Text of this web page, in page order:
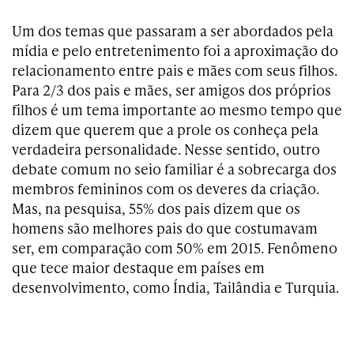
Um dos temas que passaram a ser abordados pela
mídia e pelo entretenimento foi a aproximação do
relacionamento entre pais e mães com seus filhos.
Para 2/3 dos pais e mães, ser amigos dos próprios
filhos é um tema importante ao mesmo tempo que
dizem que querem que a prole os conheça pela
verdadeira personalidade. Nesse sentido, outro
debate comum no seio familiar é a sobrecarga dos
membros femininos com os deveres da criação.
Mas, na pesquisa, 55% dos pais dizem que os
homens são melhores pais do que costumavam
ser, em comparação com 50% em 2015. Fenômeno
que tece maior destaque em países em
desenvolvimento, como Índia, Tailândia e Turquia.